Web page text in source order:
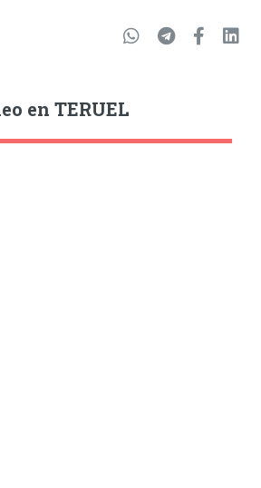
en TERUEL